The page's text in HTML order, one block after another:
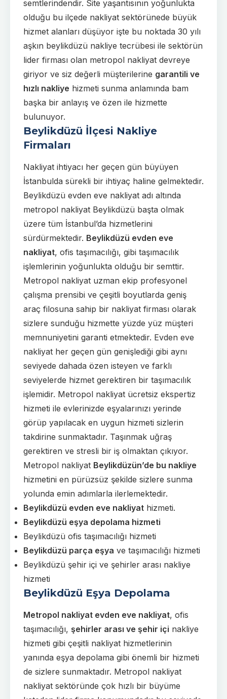
semtlerindendir. Site yaşantısının yoğunlukta
olduğu bu ilçede nakliyat sektörünede büyük
hizmet alanları düşüyor işte bu noktada 30 yılı
aşkın beylikdüzü nakliye tecrübesi ile sektörün
lider firması olan metropol nakliyat devreye
giriyor ve siz değerli müşterilerine garantili ve
hızlı nakliye hizmeti sunma anlamında bam
başka bir anlayış ve özen ile hizmette
bulunuyor.
Beylikdüzü İlçesi Nakliye
Firmaları
Nakliyat ihtiyacı her geçen gün büyüyen
İstanbulda sürekli bir ihtiyaç haline gelmektedir.
Beylikdüzü evden eve nakliyat adı altında
metropol nakliyat Beylikdüzü başta olmak
üzere tüm İstanbul’da hizmetlerini
sürdürmektedir. Beylikdüzü evden eve
nakliyat, ofis taşımacılığı, gibi taşımacılık
işlemlerinin yoğunlukta olduğu bir semttir.
Metropol nakliyat uzman ekip profesyonel
çalışma prensibi ve çeşitli boyutlarda geniş
araç filosuna sahip bir nakliyat firması olarak
sizlere sunduğu hizmette yüzde yüz müşteri
memnuniyetini garanti etmektedir. Evden eve
nakliyat her geçen gün genişlediği gibi aynı
seviyede dahada özen isteyen ve farklı
seviyelerde hizmet gerektiren bir taşımacılık
işlemidir. Metropol nakliyat ücretsiz ekspertiz
hizmeti ile evlerinizde eşyalarınızı yerinde
görüp yapılacak en uygun hizmeti sizlerin
takdirine sunmaktadır. Taşınmak uğraş
gerektiren ve stresli bir iş olmaktan çıkıyor.
Metropol nakliyat Beylikdüzün’de bu nakliye
hizmetini en pürüzsüz şekilde sizlere sunma
yolunda emin adımlarla ilerlemektedir.
Beylikdüzü evden eve nakliyat hizmeti.
Beylikdüzü eşya depolama hizmeti
Beylikdüzü ofis taşımacılığı hizmeti
Beylikdüzü parça eşya ve taşımacılığı hizmeti
Beylikdüzü şehir içi ve şehirler arası nakliye
hizmeti
Beylikdüzü Eşya Depolama
Metropol nakliyat evden eve nakliyat, ofis
taşımacılığı, şehirler arası ve şehir içi nakliye
hizmeti gibi çeşitli nakliyat hizmetlerinin
yanında eşya depolama gibi önemli bir hizmeti
de sizlere sunmaktadır. Metropol nakliyat
nakliyat sektöründe çok hızlı bir büyüme